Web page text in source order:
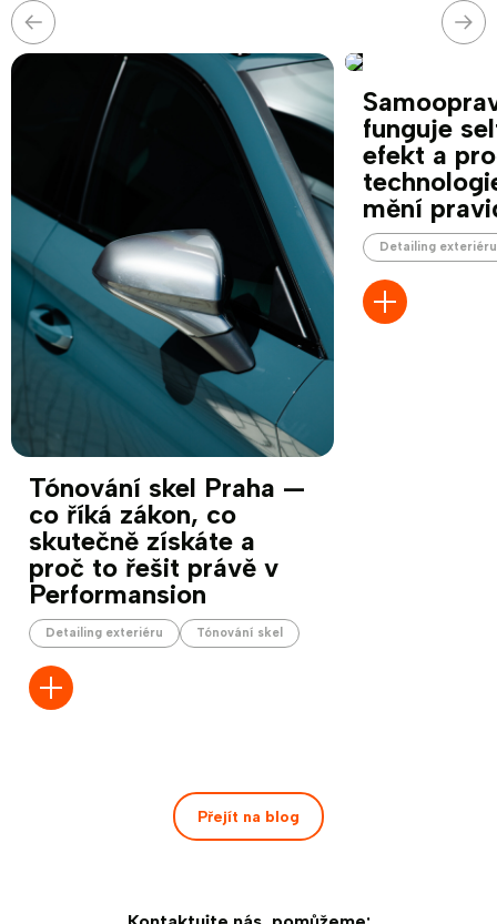
Tónování skel Praha —
co říká zákon, co
skutečně získáte a
proč to řešit právě v
Performansion
Detailing exteriéru Tónování skel
funguje
efekt a
mění
Detailing exteriéru
Předchozí
Přejít na blog